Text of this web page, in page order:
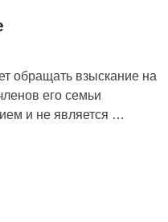
обращать взыскание на
его семьи
и не является …